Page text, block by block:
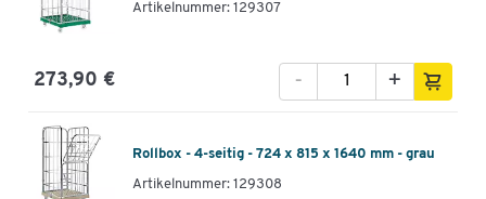
Artikelnummer: 129307
273,90 € +
-
Rollbox - 4-seitig - 724 x 815 x 1640 mm - grau
Artikelnummer: 129308